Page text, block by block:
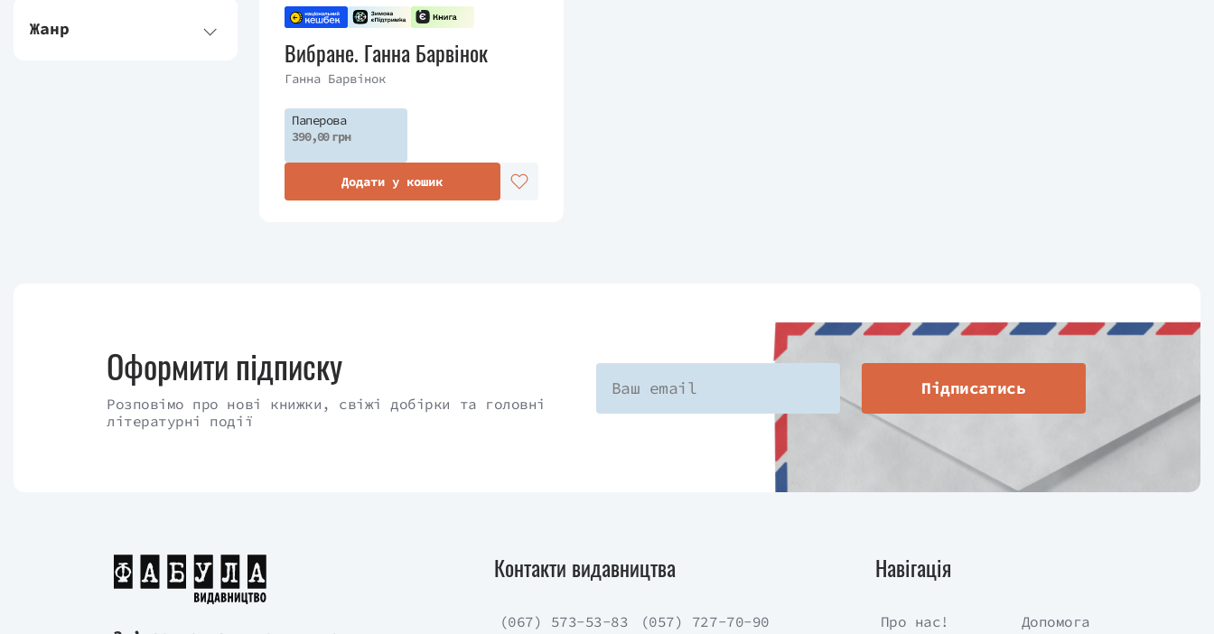
Жанр
Вибране. Ганна Барвінок
Ганна Барвінок
Паперова
390,00 грн
Додати у кошик
Оформити підписку
Розповімо про нові книжки, свіжі добірки та головні
літературні події
Підписатись
Контакти видавництва
(067) 573-53-83
(057) 727-70-90
Навігація
Про нас! Допомога